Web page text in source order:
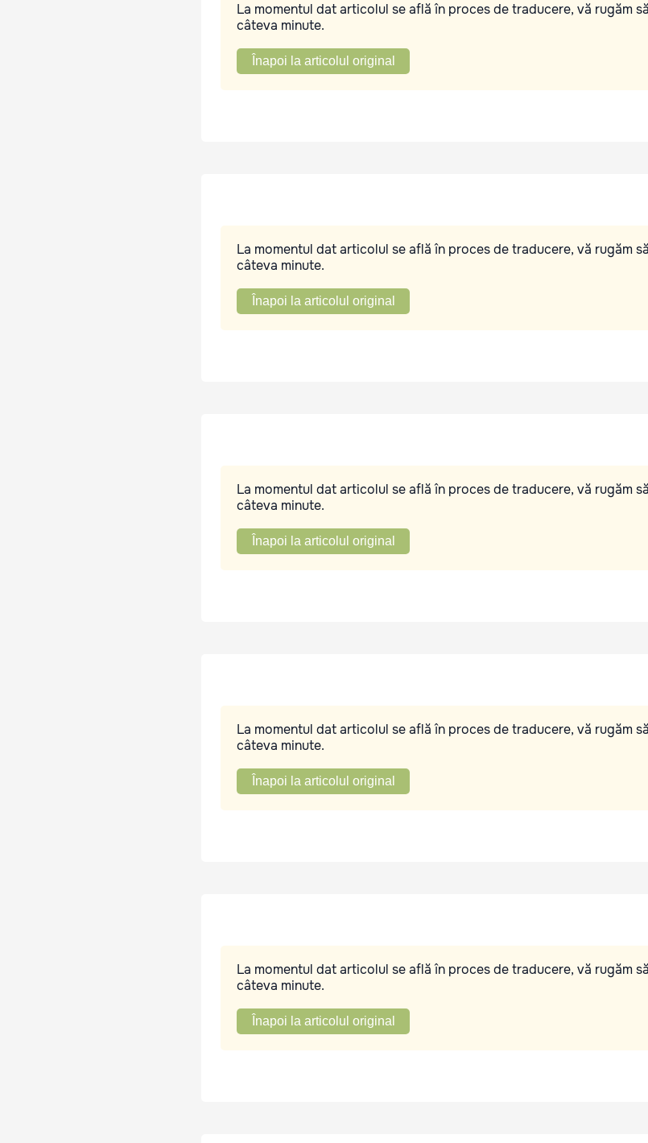
La momentul dat articolul se află în proces de traducere, vă rugăm
câteva minute.
Înapoi la articolul original
La momentul dat articolul se află în proces de traducere, vă rugăm
câteva minute.
Înapoi la articolul original
La momentul dat articolul se află în proces de traducere, vă rugăm
câteva minute.
Înapoi la articolul original
La momentul dat articolul se află în proces de traducere, vă rugăm
câteva minute.
Înapoi la articolul original
La momentul dat articolul se află în proces de traducere, vă rugăm
câteva minute.
Înapoi la articolul original